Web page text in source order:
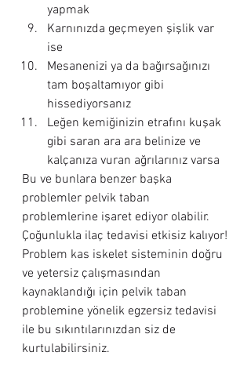
yapmak
Karnınızda geçmeyen şişlik var
ise
Mesanenizi ya da bağırsağınızı
tam boşaltamıyor gibi
hissediyorsanız
Leğen kemiğinizin etrafını kuşak
gibi saran ara ara belinize ve
kalçanıza vuran ağrılarınız varsa
Bu ve bunlara benzer başka
problemler pelvik taban
problemlerine işaret ediyor olabilir.
Çoğunlukla ilaç tedavisi etkisiz kalıyor!
Problem kas iskelet sisteminin doğru
ve yetersiz çalışmasından
kaynaklandığı için pelvik taban
problemine yönelik egzersiz tedavisi
ile bu sıkıntılarınızdan siz de
kurtulabilirsiniz.